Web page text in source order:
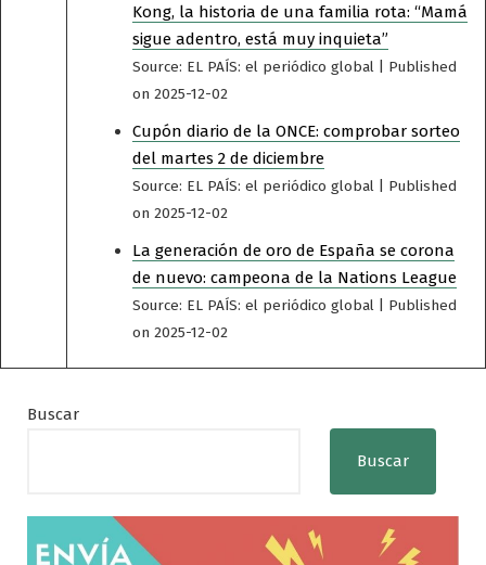
Kong, la historia de una familia rota: “Mamá
sigue adentro, está muy inquieta”
Source: EL PAÍS: el periódico global
Published
on 2025-12-02
Cupón diario de la ONCE: comprobar sorteo
del martes 2 de diciembre
Source: EL PAÍS: el periódico global
Published
on 2025-12-02
La generación de oro de España se corona
de nuevo: campeona de la Nations League
Source: EL PAÍS: el periódico global
Published
on 2025-12-02
Buscar
Buscar